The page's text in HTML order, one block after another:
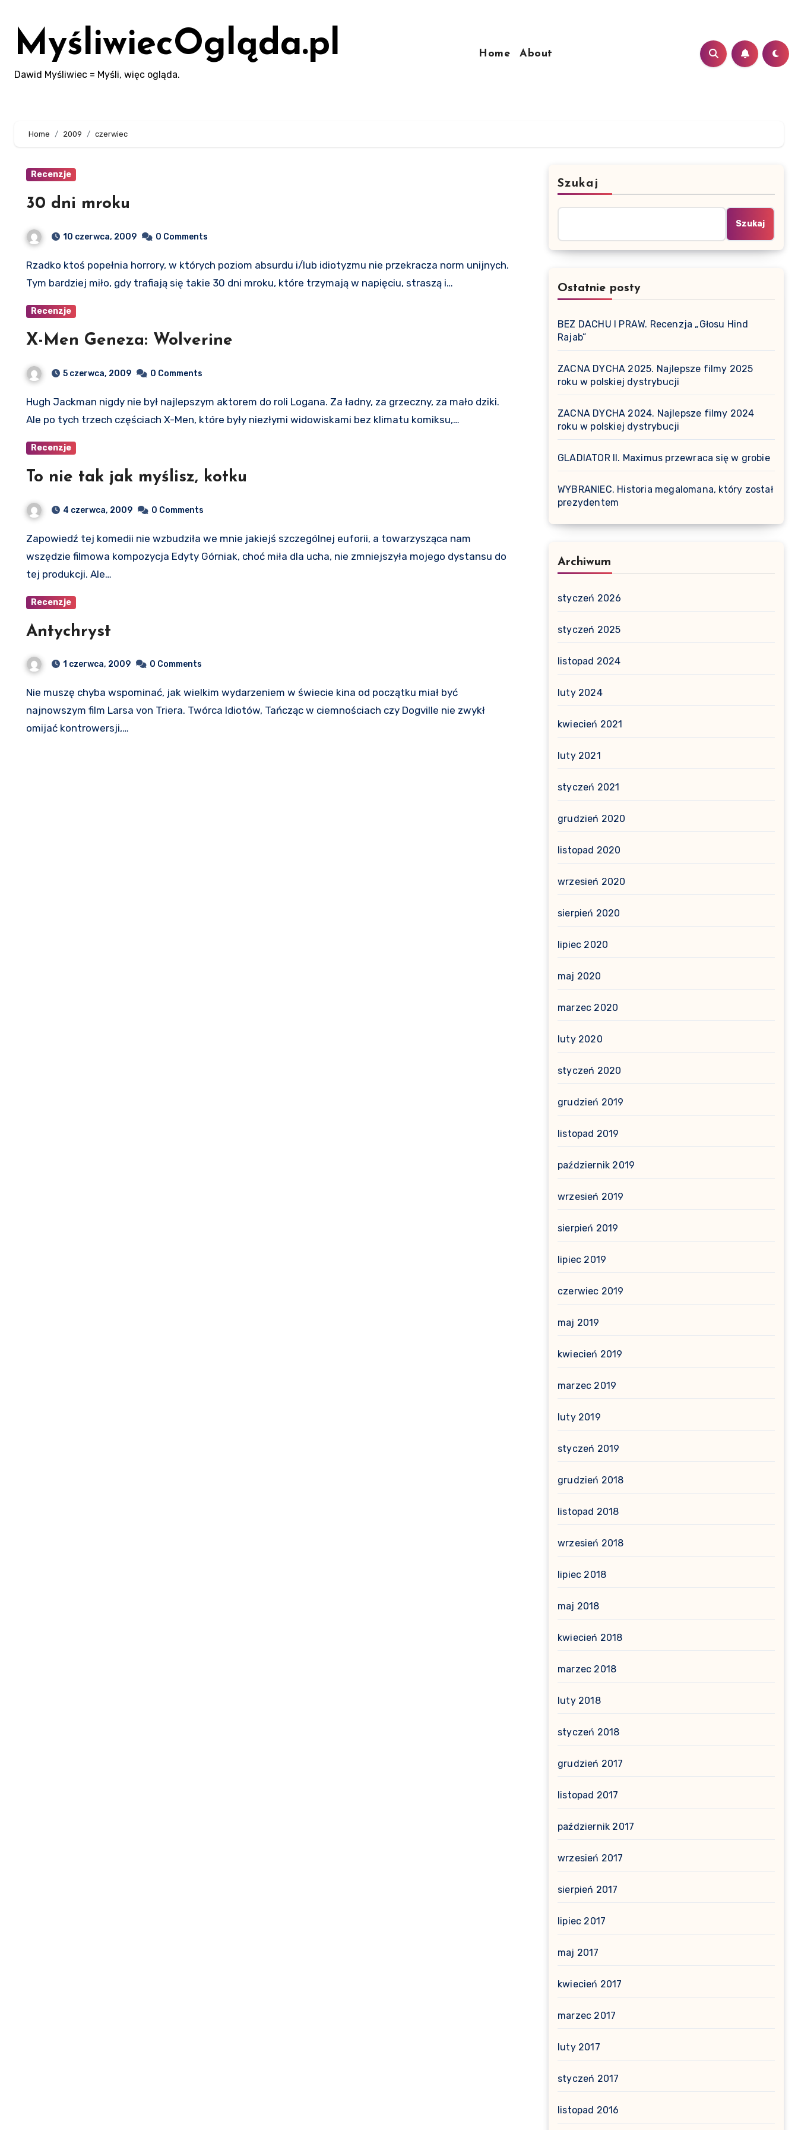
contentMyśliwiecOgląda.pl
Dawid Myśliwiec = Myśli, więc ogląda.
Home About
Home 2009 czerwiec
Recenzje
30 dni mroku
10 czerwca, 2009 0 Comments
Rzadko ktoś popełnia horrory, w których poziom absurdu i/lub idiotyzmu nie przekracza norm unijnych.
Tym bardziej miło, gdy trafiają się takie 30 dni mroku, które trzymają w napięciu, straszą i…
Recenzje
X-Men Geneza: Wolverine
5 czerwca, 2009 0 Comments
Hugh Jackman nigdy nie był najlepszym aktorem do roli Logana. Za ładny, za grzeczny, za mało dziki.
Ale po tych trzech częściach X-Men, które były niezłymi widowiskami bez klimatu komiksu,…
Recenzje
To nie tak jak myślisz, kotku
4 czerwca, 2009 0 Comments
Zapowiedź tej komedii nie wzbudziła we mnie jakiejś szczególnej euforii, a towarzysząca nam
wszędzie filmowa kompozycja Edyty Górniak, choć miła dla ucha, nie zmniejszyła mojego dystansu do
tej produkcji. Ale…
Recenzje
Antychryst
1 czerwca, 2009 0 Comments
Nie muszę chyba wspominać, jak wielkim wydarzeniem w świecie kina od początku miał być
najnowszym film Larsa von Triera. Twórca Idiotów, Tańcząc w ciemnościach czy Dogville nie zwykł
omijać kontrowersji,…
Szukaj
Szukaj
Ostatnie posty
BEZ DACHU I PRAW. Recenzja „Głosu Hind
Rajab”
ZACNA DYCHA 2025. Najlepsze filmy 2025
roku w polskiej dystrybucji
ZACNA DYCHA 2024. Najlepsze filmy 2024
roku w polskiej dystrybucji
GLADIATOR II. Maximus przewraca się w grobie
WYBRANIEC. Historia megalomana, który został
prezydentem
Archiwum
styczeń 2026
styczeń 2025
listopad 2024
luty 2024
kwiecień 2021
luty 2021
styczeń 2021
grudzień 2020
listopad 2020
wrzesień 2020
sierpień 2020
lipiec 2020
maj 2020
marzec 2020
luty 2020
styczeń 2020
grudzień 2019
listopad 2019
październik 2019
wrzesień 2019
sierpień 2019
lipiec 2019
czerwiec 2019
maj 2019
kwiecień 2019
marzec 2019
luty 2019
styczeń 2019
grudzień 2018
listopad 2018
wrzesień 2018
lipiec 2018
maj 2018
kwiecień 2018
marzec 2018
luty 2018
styczeń 2018
grudzień 2017
listopad 2017
październik 2017
wrzesień 2017
sierpień 2017
lipiec 2017
maj 2017
kwiecień 2017
marzec 2017
luty 2017
styczeń 2017
listopad 2016